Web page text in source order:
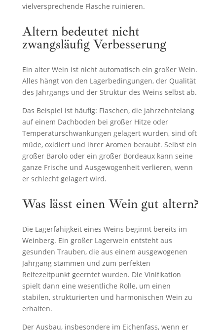
vielversprechende Flasche ruinieren.
Altern bedeutet nicht
zwangsläufig Verbesserung
Ein alter Wein ist nicht automatisch ein großer Wein.
Alles hängt von den Lagerbedingungen, der Qualität
des Jahrgangs und der Struktur des Weins selbst ab.
Das Beispiel ist häufig: Flaschen, die jahrzehntelang
auf einem Dachboden bei großer Hitze oder
Temperaturschwankungen gelagert wurden, sind oft
müde, oxidiert und ihrer Aromen beraubt. Selbst ein
großer Barolo oder ein großer Bordeaux kann seine
ganze Frische und Ausgewogenheit verlieren, wenn
er schlecht gelagert wird.
Was lässt einen Wein gut altern?
Die Lagerfähigkeit eines Weins beginnt bereits im
Weinberg. Ein großer Lagerwein entsteht aus
gesunden Trauben, die aus einem ausgewogenen
Jahrgang stammen und zum perfekten
Reifezeitpunkt geerntet wurden. Die Vinifikation
spielt dann eine wesentliche Rolle, um einen
stabilen, strukturierten und harmonischen Wein zu
erhalten.
Der Ausbau, insbesondere im Eichenfass, wenn er